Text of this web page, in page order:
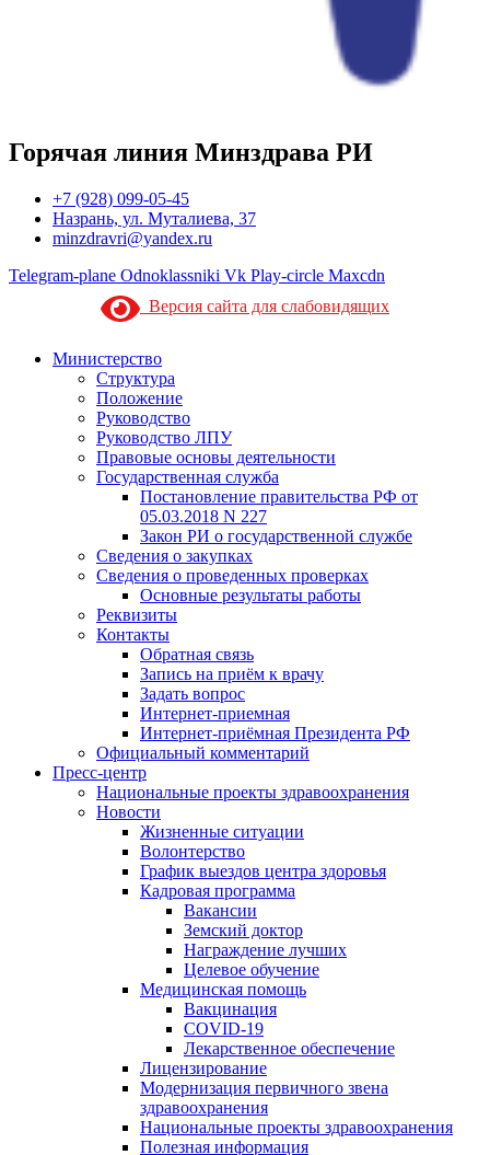
Горячая линия Минздрава РИ
+7 (928) 099-05-45
Назрань, ул. Муталиева, 37
minzdravri@yandex.ru
Telegram-plane Odnoklassniki Vk Play-circle Maxcdn
Версия сайта для слабовидящих
Министерство
Структура
Положение
Руководство
Руководство ЛПУ
Правовые основы деятельности
Государственная служба
Постановление правительства РФ от
05.03.2018 N 227
Закон РИ о государственной службе
Сведения о закупках
Сведения о проведенных проверках
Основные результаты работы
Реквизиты
Контакты
Обратная связь
Запись на приём к врачу
Задать вопрос
Интернет-приемная
Интернет-приёмная Президента РФ
Официальный комментарий
Пресс-центр
Национальные проекты здравоохранения
Новости
Жизненные ситуации
Волонтерство
График выездов центра здоровья
Кадровая программа
Вакансии
Земский доктор
Награждение лучших
Целевое обучение
Медицинская помощь
Вакцинация
COVID-19
Лекарственное обеспечение
Лицензирование
Модернизация первичного звена
здравоохранения
Национальные проекты здравоохранения
Полезная информация